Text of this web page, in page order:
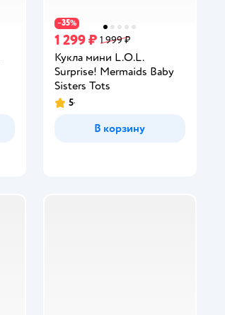
−35%
1 299 ₽ 1 999 ₽
Кукла мини L.O.L.
Surprise! Mermaids Baby
Sisters Tots
Рейтинг:
5
В корзину